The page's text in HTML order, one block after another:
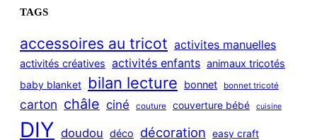
a
c
h
TAGS
accessoires au tricot activites manuelles
activités créatives activités enfants animaux tricotés
baby blanket bilan lecture bonnet bonnet tricoté
carton châle ciné couture couverture bébé cuisine
DIY doudou déco décoration easy craft